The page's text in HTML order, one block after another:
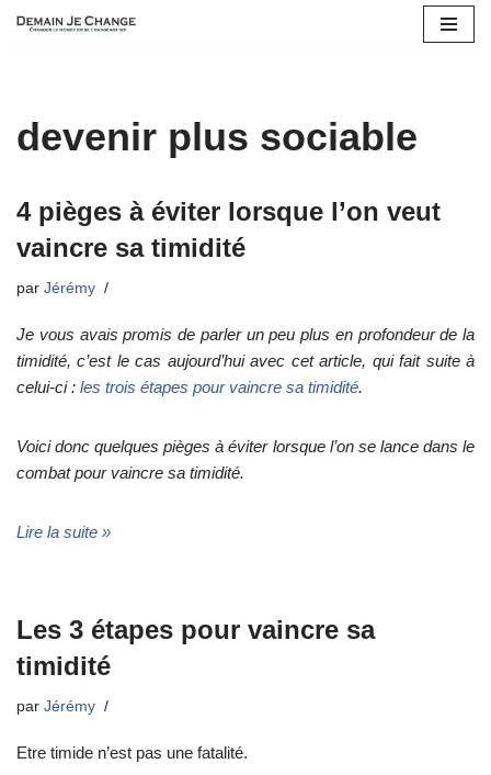
devenir plus sociable
4 pièges à éviter lorsque l’on veut
vaincre sa timidité
par Jérémy
Je vous avais promis de parler un peu plus en profondeur de la
timidité, c’est le cas aujourd’hui avec cet article, qui fait suite à
celui-ci : les trois étapes pour vaincre sa timidité.
Voici donc quelques pièges à éviter lorsque l’on se lance dans le
combat pour vaincre sa timidité.
Lire la suite »
Les 3 étapes pour vaincre sa
timidité
par Jérémy
Etre timide n’est pas une fatalité.